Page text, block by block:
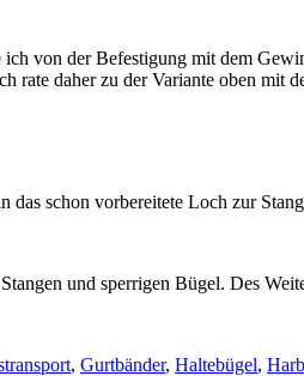
von der Befestigung mit dem
rate daher zu der Variante oben mit
schon vorbereitete Loch zur
und sperrigen Bügel. Des
, Gurtbänder, Haltebügel,